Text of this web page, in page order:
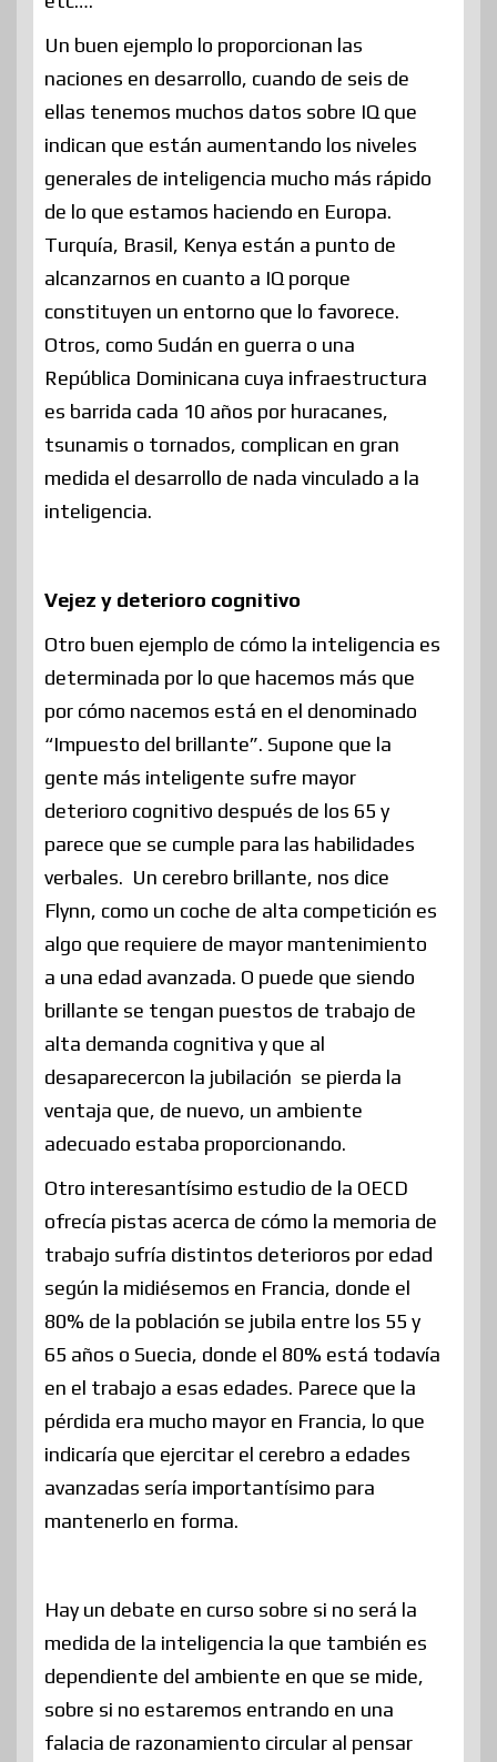
Un buen ejemplo lo proporcionan las
naciones en desarrollo, cuando de seis de
ellas tenemos muchos datos sobre IQ que
indican que están aumentando los niveles
generales de inteligencia mucho más rápido
de lo que estamos haciendo en Europa.
Turquía, Brasil, Kenya están a punto de
alcanzarnos en cuanto a IQ porque
constituyen un entorno que lo favorece.
Otros, como Sudán en guerra o una
República Dominicana cuya infraestructura
es barrida cada 10 años por huracanes,
tsunamis o tornados, complican en gran
medida el desarrollo de nada vinculado a la
inteligencia.
Vejez y deterioro cognitivo
Otro buen ejemplo de cómo la inteligencia es
determinada por lo que hacemos más que
por cómo nacemos está en el denominado
“Impuesto del brillante”. Supone que la
gente más inteligente sufre mayor
deterioro cognitivo después de los 65 y
parece que se cumple para las habilidades
verbales. Un cerebro brillante, nos dice
Flynn, como un coche de alta competición es
algo que requiere de mayor mantenimiento
a una edad avanzada. O puede que siendo
brillante se tengan puestos de trabajo de
alta demanda cognitiva y que al
desaparecercon la jubilación se pierda la
ventaja que, de nuevo, un ambiente
adecuado estaba proporcionando.
Otro interesantísimo estudio de la OECD
ofrecía pistas acerca de cómo la memoria de
trabajo sufría distintos deterioros por edad
según la midiésemos en Francia, donde el
80% de la población se jubila entre los 55 y
65 años o Suecia, donde el 80% está todavía
en el trabajo a esas edades. Parece que la
pérdida era mucho mayor en Francia, lo que
indicaría que ejercitar el cerebro a edades
avanzadas sería importantísimo para
mantenerlo en forma.
Hay un debate en curso sobre si no será la
medida de la inteligencia la que también es
dependiente del ambiente en que se mide,
sobre si no estaremos entrando en una
falacia de razonamiento circular al pensar